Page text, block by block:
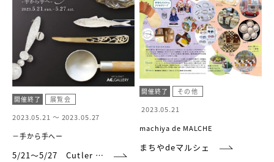
開催終了 展覧会
2023.05.21 ～ 2023.05.27
－手から手へー
5/21～5/27 Cutler …
開催終了 その他
2023.05.21
machiya de MALCHE
まちやdeマルシェ